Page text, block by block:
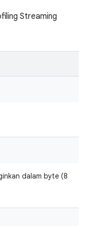
Streaming
dalam byte (8